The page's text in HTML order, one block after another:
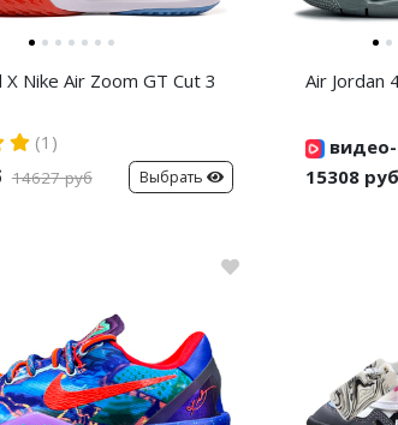
X Nike Air Zoom GT Cut 3
(1)
14627 руб Выбрать
Air Jordan
15308 руб